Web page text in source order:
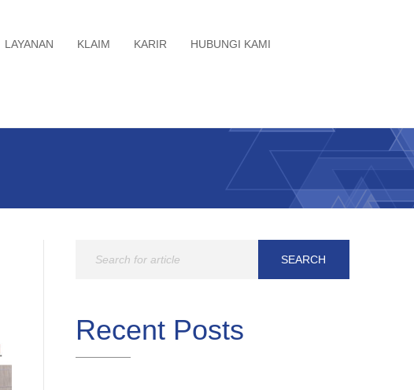
LAYANAN KLAIM KARIR HUBUNGI KAMI
Recent Posts